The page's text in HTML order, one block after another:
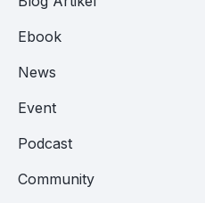
Ebook
News
Event
Podcast
Community